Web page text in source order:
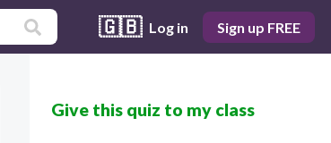
🇬🇧 Log in Sign up FREE
Score 0
Give this quiz to my class